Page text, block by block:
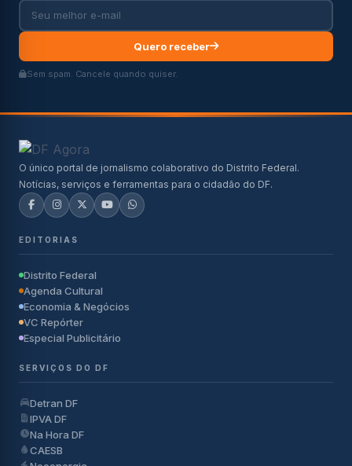
Quero receber
Sem spam. Cancele quando quiser.
O único portal de jornalismo colaborativo do Distrito Federal.
Notícias, serviços e ferramentas para o cidadão do DF.
EDITORIAS
Distrito Federal
Agenda Cultural
Economia & Negócios
VC Repórter
Especial Publicitário
SERVIÇOS DO DF
Detran DF
IPVA DF
Na Hora DF
CAESB